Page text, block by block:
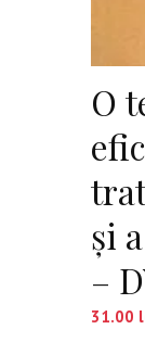
O
şi
–
31.00